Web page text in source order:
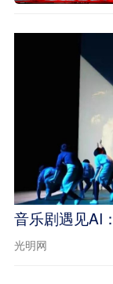
音乐剧遇见AI
光明网